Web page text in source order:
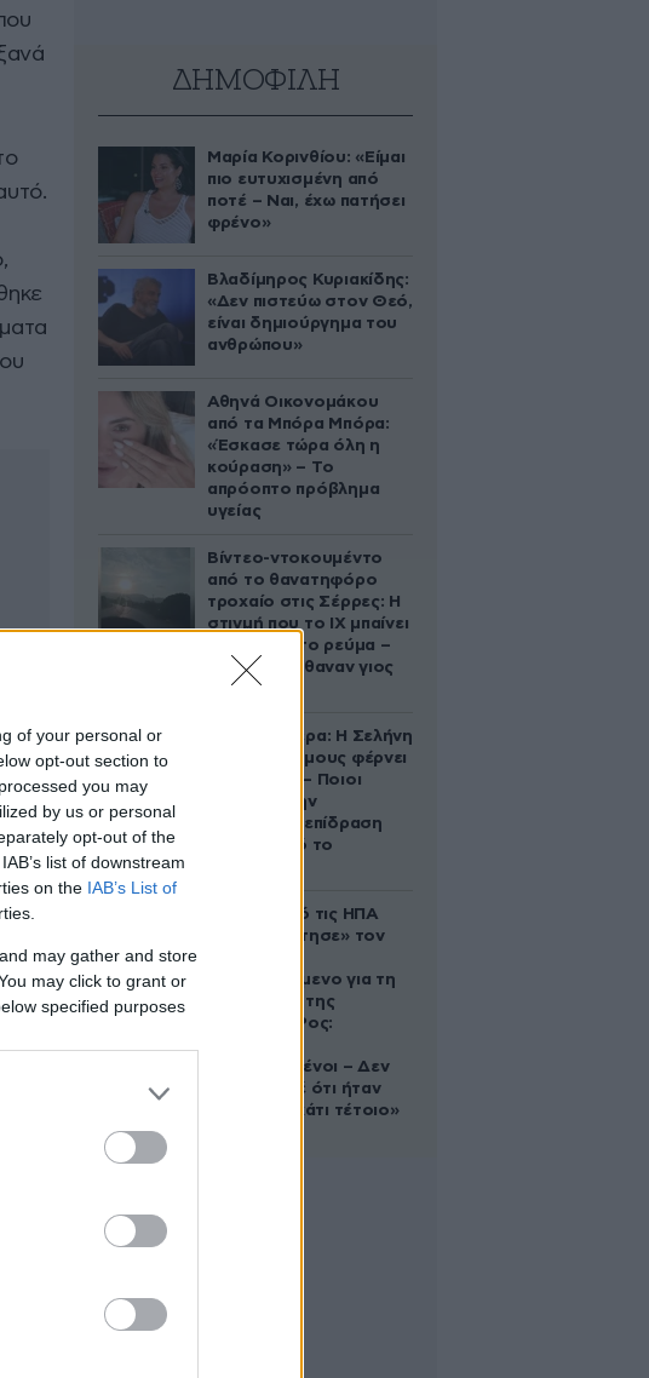
of your personal or
opt-out section to
you may
by us or personal
opt-out of the
list of downstream
on the IAB’s List of
may gather and store
may click to grant or
specified purposes
ΔΗΜΟΦΙΛΗ
Μαρία Κορινθίου: «Είμαι
πιο ευτυχισμένη από
ποτέ – Ναι, έχω πατήσει
φρένο»
Βλαδίμηρος Κυριακίδης:
«Δεν πιστεύω στον Θεό,
είναι δημιούργημα του
ανθρώπου»
Αθηνά Οικονομάκου
από τα Μπόρα Μπόρα:
«Έσκασε τώρα όλη η
κούραση» – Το
απρόοπτο πρόβλημα
υγείας
Βίντεο-ντοκουμέντο
από το θανατηφόρο
τροχαίο στις Σέρρες: Η
στιγμή που το ΙΧ μπαίνει
στο αντίθετο ρεύμα –
Ακαριαία πέθαναν γιος
και μητέρα
Ζώδια σήμερα: Η Σελήνη
στους Διδύμους φέρνει
ανατροπές – Ποιοι
δέχονται την
ευεργετική επίδραση
του Δία από το
Ζευγάρι από τις ΗΠΑ
που «υιοθέτησε» τον
κατηγορούμενο για τη
δολοφονία της
Ελίζαμπεθ Ρος:
συντετριμμένοι – Δεν
έδειξε ποτέ ότι ήταν
ικανός για κάτι τέτοιο»